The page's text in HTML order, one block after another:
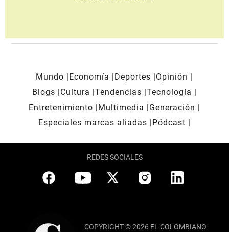
Mundo Economía Deportes
Opinión
Blogs
Cultura Tendencias Tecnología
Entretenimiento
Multimedia
Generación
Especiales marcas aliadas
Pódcast
REDES SOCIALES
COPYRIGHT © 2026 EL COLOMBIANO